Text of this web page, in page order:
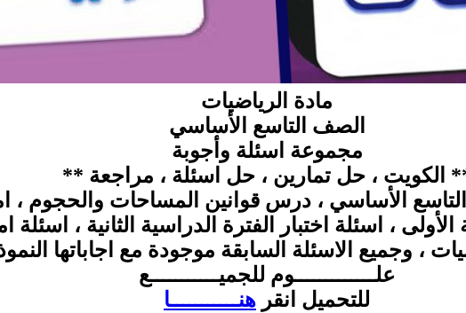
مادة الرياضيات
الصف التاسع الأساسي
مجموعة اسئلة وأجوبة
الكويت ، حل تمارين ، حل اسئلة ، مراجعة **
الأساسي ، درس قوانين المساحات والحجوم ،
، اسئلة اختبار الفترة الدراسية الثانية ، اسئلة
، وجميع الاسئلة السابقة موجودة مع اجاباتها
علـــــــــــــوم للجميـــــــــــع
للتحميل انقر هنـــــــــــا